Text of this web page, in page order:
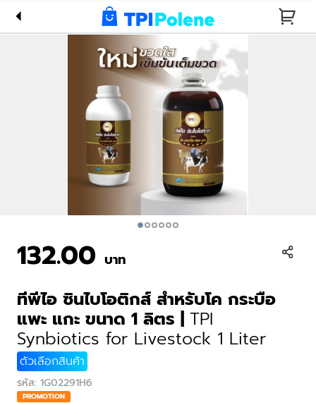
กระบือ แพะ
แกะ ขนาด
1 ลิตร |
Synbiotics
for
Livestock
1 Liter
132.00 บาท
ทีพีไอ ซินไบโอติกส์ สำหรับโค กระบือ
แพะ แกะ ขนาด 1 ลิตร | TPI
Synbiotics for Livestock 1 Liter
ตัวเลือกสินค้า
รหัส: 1G02291H6
PROMOTION